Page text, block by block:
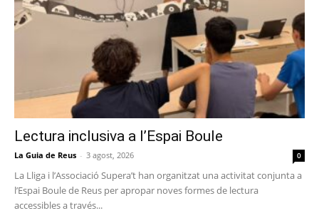
Lectura inclusiva a l’Espai Boule
La Guia de Reus - 3 agost, 2026 0
La Lliga i l’Associació Supera’t han organitzat una activitat conjunta a
l’Espai Boule de Reus per apropar noves formes de lectura
accessibles a través...